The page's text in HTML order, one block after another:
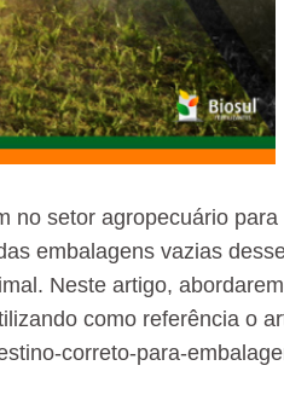
setor agropecuário
embalagens vazias
Neste artigo,
como referência o
correto-para-